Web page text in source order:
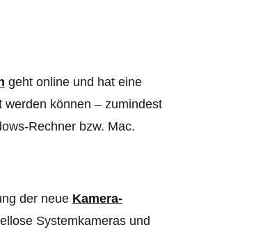
geht online und hat eine
können – zumindest
Rechner bzw. Mac.
der neue Kamera-
Systemkameras und